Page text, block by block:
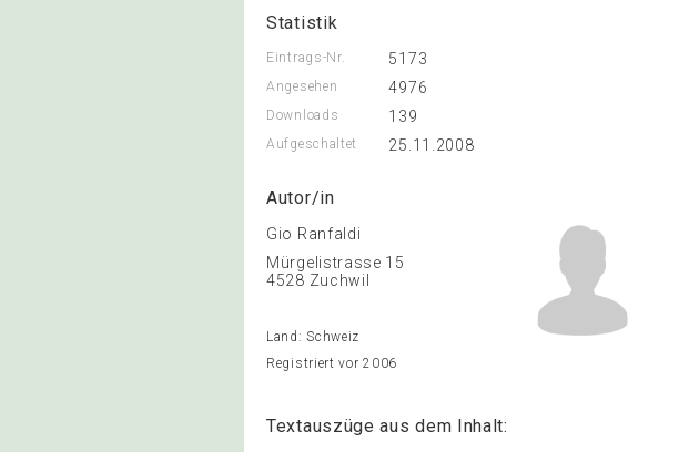
Statistik
Eintrags-Nr. 5173
Angesehen 4976
Downloads 139
Aufgeschaltet 25.11.2008
Autor/in
Gio Ranfaldi
Mürgelistrasse 15
4528 Zuchwil
Land: Schweiz
Registriert vor 2006
Textauszüge aus dem Inhalt: